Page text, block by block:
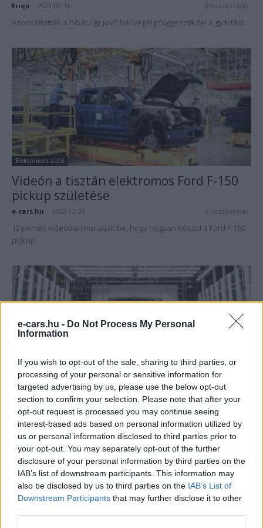
e-cars.hu - Do Not Process My Personal
Information
If you wish to opt-out of the sale, sharing to third parties, or
processing of your personal or sensitive information for
targeted advertising by us, please use the below opt-out
section to confirm your selection. Please note that after your
opt-out request is processed you may continue seeing
interest-based ads based on personal information utilized by
us or personal information disclosed to third parties prior to
your opt-out. You may separately opt-out of the further
disclosure of your personal information by third parties on the
IAB’s list of downstream participants. This information may
also be disclosed by us to third parties on the IAB’s List of
Downstream Participants that may further disclose it to other
Eriqo 2023-02-16 0 hozzászólás
Azonosították a hibát, így jövő hét végéig függesztik fel a gyártást.
Elektromos autó
Videón a tisztán elektromos Ford F-150
pickup születése
e-cars.hu 2022-12-20 0 hozzászólás
12 perces videóban mutatják be, hogy hogyan készül a Ford F-150
pickup.
Elektromos autó
Akkora a kereslet a Ford F-150
pickupokra, hogy bevezetik a harmadik...
e-cars.hu - 2022-12-15 0 hozzászólás
Nem győzik gyártani az elektromos Ford F-150 pickupokat, kell a
harmadik műszak.